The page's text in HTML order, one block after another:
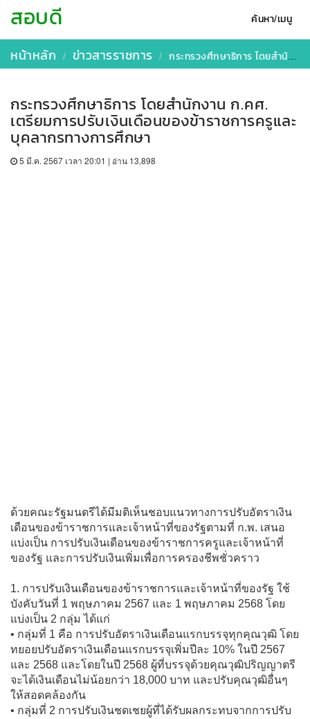
ค้นหา/เมนู
สอบดี
หน้าหลัก ข่าวสารราชการ กระทรวงศึกษาธิการ โดยสำนักงาน ก.คศ. เตรียมการปรับเงินเดือนของข้าราชการครูและบุคลากรทางการศึกษา
กระทรวงศึกษาธิการ โดยสำนักงาน ก.คศ.
เตรียมการปรับเงินเดือนของข้าราชการครูและ
บุคลากรทางการศึกษา
5 มี.ค. 2567 เวลา 20:01 | อ่าน 13,898
ด้วยคณะรัฐมนตรีได้มีมติเห็นชอบแนวทางการปรับอัตราเงิน
เดือนของข้าราชการและเจ้าหน้าที่ของรัฐตามที่ ก.พ. เสนอ
แบ่งเป็น การปรับเงินเดือนของข้าราชการครูและเจ้าหน้าที่
ของรัฐ และการปรับเงินเพิ่มเพื่อการครองชีพชั่วคราว
1. การปรับเงินเดือนของข้าราชการและเจ้าหน้าที่ของรัฐ ใช้
บังคับวันที่ 1 พฤษภาคม 2567 และ 1 พฤษภาคม 2568 โดย
แบ่งเป็น 2 กลุ่ม ได้แก่
• กลุ่มที่ 1 คือ การปรับอัตราเงินเดือนแรกบรรจุทุกคุณวุฒิ โดย
ทยอยปรับอัตราเงินเดือนแรกบรรจุเพิ่มปีละ 10% ในปี 2567
และ 2568 และโดยในปี 2568 ผู้ที่บรรจุด้วยคุณวุฒิปริญญาตรี
จะได้เงินเดือนไม่น้อยกว่า 18,000 บาท และปรับคุณวุฒิอื่นๆ
ให้สอดคล้องกัน
• กลุ่มที่ 2 การปรับเงินชดเชยผู้ที่ได้รับผลกระทบจากการปรับ